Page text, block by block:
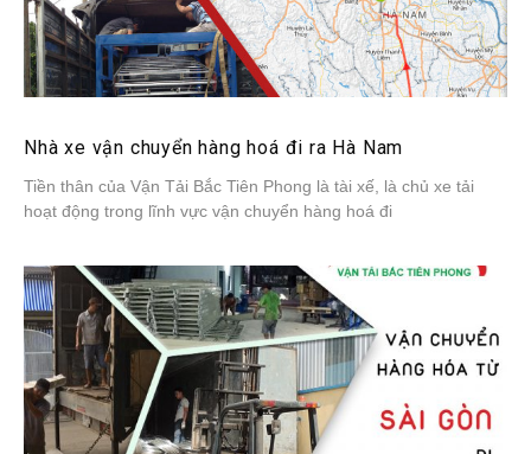
Nhà xe vận chuyển hàng hoá đi ra Hà Nam
Tiền thân của Vận Tải Bắc Tiên Phong là tài xế, là chủ xe tải
hoạt động trong lĩnh vực vận chuyển hàng hoá đi